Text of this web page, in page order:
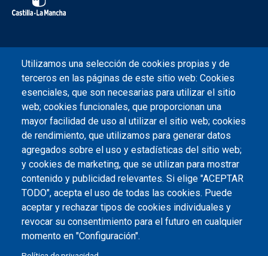
Redes sociales JCCM
Protección de datos Accesibilidad Aviso legal
Utilizamos una selección de cookies propias y de
terceros en las páginas de este sitio web: Cookies
esenciales, que son necesarias para utilizar el sitio
web; cookies funcionales, que proporcionan una
mayor facilidad de uso al utilizar el sitio web; cookies
de rendimiento, que utilizamos para generar datos
agregados sobre el uso y estadísticas del sitio web;
y cookies de marketing, que se utilizan para mostrar
contenido y publicidad relevantes. Si elige "ACEPTAR
TODO", acepta el uso de todas las cookies. Puede
aceptar y rechazar tipos de cookies individuales y
revocar su consentimiento para el futuro en cualquier
momento en "Configuración".